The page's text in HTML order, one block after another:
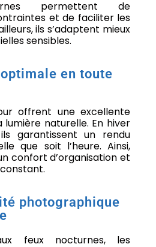
permettent de
et de faciliter les
ils s’adaptent mieux
sensibles.
en toute
offrent une excellente
lumière naturelle. En hiver
garantissent un rendu
que soit l’heure. Ainsi,
confort d’organisation et
photographique
feux nocturnes, les